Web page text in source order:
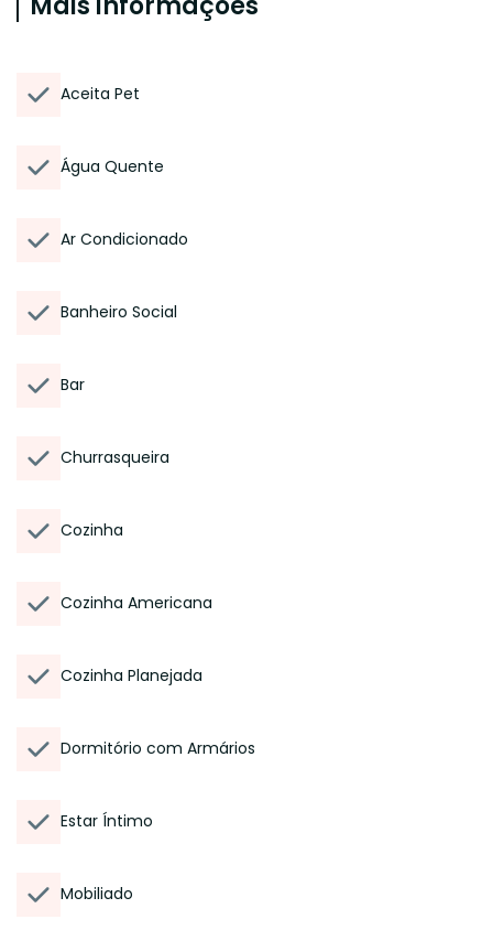
Aceita Pet
Água Quente
Ar Condicionado
Banheiro Social
Bar
Churrasqueira
Cozinha
Cozinha Americana
Cozinha Planejada
Dormitório com Armários
Estar Íntimo
Mobiliado